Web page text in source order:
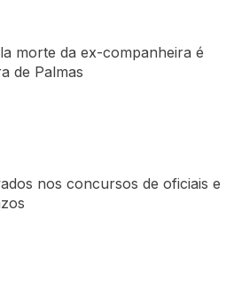
morte da ex-companheira é
de Palmas
nos concursos de oficiais e